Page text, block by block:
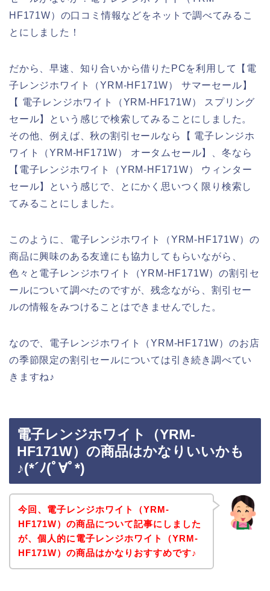
HF171W）の口コミ情報などをネットで調べてみるこ
とにしました！
だから、早速、知り合いから借りたPCを利用して【電
子レンジホワイト（YRM-HF171W） サマーセール】
【 電子レンジホワイト（YRM-HF171W） スプリング
セール】という感じで検索してみることにしました。
その他、例えば、秋の割引セールなら【 電子レンジホ
ワイト（YRM-HF171W） オータムセール】、冬なら
【電子レンジホワイト（YRM-HF171W） ウィンター
セール】という感じで、とにかく思いつく限り検索し
てみることにしました。
このように、電子レンジホワイト（YRM-HF171W）の
商品に興味のある友達にも協力してもらいながら、
色々と電子レンジホワイト（YRM-HF171W）の割引セ
ールについて調べたのですが、残念ながら、割引セー
ルの情報をみつけることはできませんでした。
なので、電子レンジホワイト（YRM-HF171W）のお店
の季節限定の割引セールについては引き続き調べてい
きますね♪
電子レンジホワイト（YRM-
HF171W）の商品はかなりいいかも
♪(*´ﾉ(ﾟ∀ﾟ*)
今回、電子レンジホワイト（YRM-
HF171W）の商品について記事にしました
が、個人的に電子レンジホワイト（YRM-
HF171W）の商品はかなりおすすめです♪